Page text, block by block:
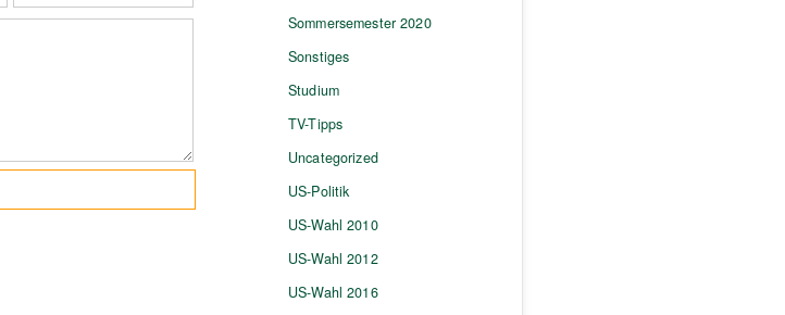
Sommersemester 2020
Sonstiges
Studium
TV-Tipps
Uncategorized
US-Politik
US-Wahl 2010
US-Wahl 2012
US-Wahl 2016